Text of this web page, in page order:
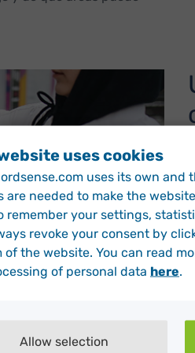
uses cookies
uses its own and
are needed to make the
remember your settings,
revoke your consent by
of the website. You can read
of personal data here.
Allow selection